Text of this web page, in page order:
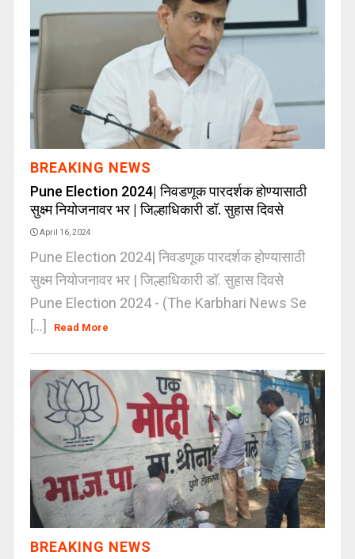
BREAKING NEWS
Pune Election 2024| निवडणूक पारदर्शक होण्यासाठी
सुक्ष्म नियोजनावर भर | जिल्हाधिकारी डॉ. सुहास दिवसे
April 16, 2024
Pune Election 2024| निवडणूक पारदर्शक होण्यासाठी
सुक्ष्म नियोजनावर भर | जिल्हाधिकारी डॉ. सुहास दिवसे
Pune Election 2024 - (The Karbhari News Se
[...]
Read More
BREAKING NEWS